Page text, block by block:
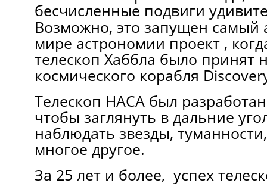
бесчисленные подвиги
Возможно, это запущен
мире астрономии проект ,
телескоп Хаббла было принят
космического корабля
Телескоп НАСА был
чтобы заглянуть в дальние
наблюдать звезды,
многое другое.
За 25 лет и более, успех